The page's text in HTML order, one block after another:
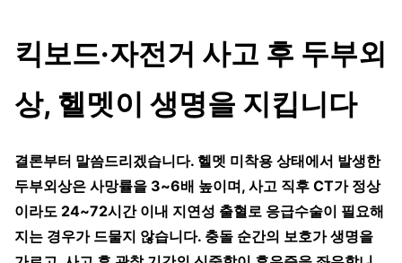
킥보드·자전거 사고 후 두부외
상, 헬멧이 생명을 지킵니다
결론부터 말씀드리겠습니다. 헬멧 미착용 상태에서 발생한
두부외상은 사망률을 3~6배 높이며, 사고 직후 CT가 정상
이라도 24~72시간 이내 지연성 출혈로 응급수술이 필요해
지는 경우가 드물지 않습니다. 충돌 순간의 보호가 생명을